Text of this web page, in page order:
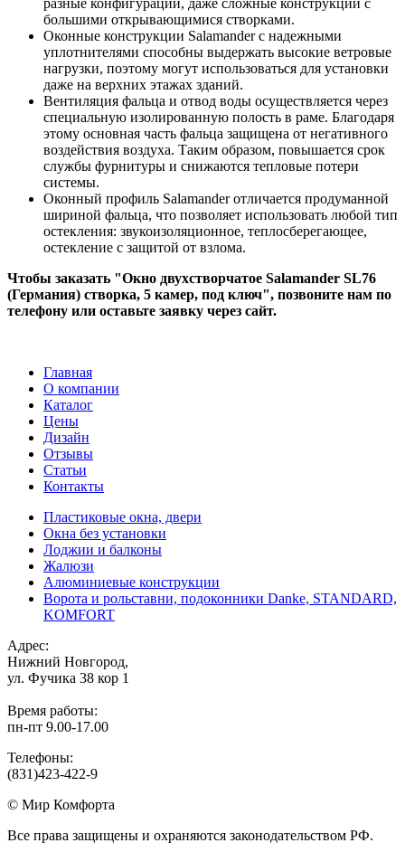
большими открывающимися створками.
Оконные конструкции Salamander с надежными
уплотнителями способны выдержать высокие ветровые
нагрузки, поэтому могут использоваться для установки
даже на верхних этажах зданий.
Вентиляция фальца и отвод воды осуществляется через
специальную изолированную полость в раме. Благодаря
этому основная часть фальца защищена от негативного
воздействия воздуха. Таким образом, повышается срок
службы фурнитуры и снижаются тепловые потери
системы.
Оконный профиль Salamander отличается продуманной
шириной фальца, что позволяет использовать любой тип
остекления: звукоизоляционное, теплосберегающее,
остекление с защитой от взлома.
Чтобы заказать "Окно двухстворчатое Salamander SL76
(Германия) створка, 5 камер, под ключ", позвоните нам по
телефону или оставьте заявку через сайт.
Главная
О компании
Каталог
Цены
Дизайн
Отзывы
Статьи
Контакты
Пластиковые окна, двери
Окна без установки
Лоджии и балконы
Жалюзи
Алюминиевые конструкции
Ворота и рольставни, подоконники Danke, STANDARD,
KOMFORT
Адрес:
Нижний Новгород,
ул. Фучика 38 кор 1
Время работы:
пн-пт 9.00-17.00
Телефоны:
(831)423-422-9
© Мир Комфорта
Все права защищены и охраняются законодательством РФ.